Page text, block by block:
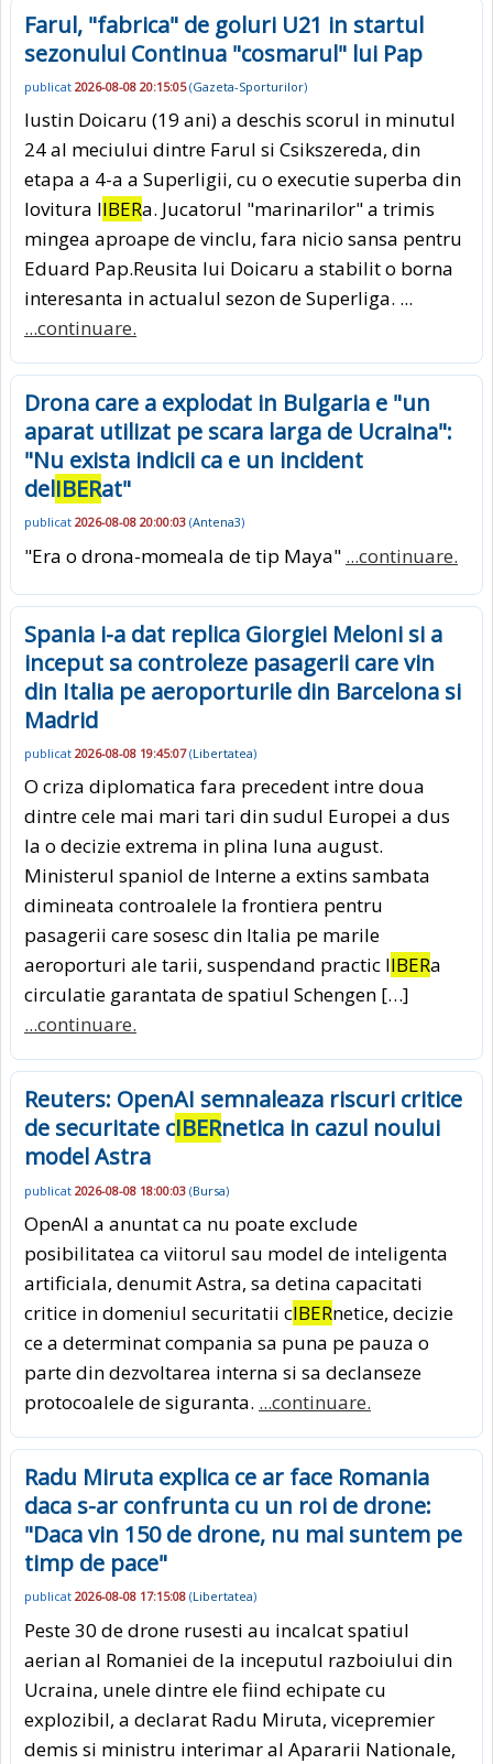
Farul, "fabrica" de goluri U21 in startul
sezonului Continua "cosmarul" lui Pap
publicat 2026-08-08 20:15:05(Gazeta-Sporturilor)
Iustin Doicaru (19 ani) a deschis scorul in minutul
24 al meciului dintre Farul si Csikszereda, din
etapa a 4-a a Superligii, cu o executie superba din
lovitura lIBERa. Jucatorul "marinarilor" a trimis
mingea aproape de vinclu, fara nicio sansa pentru
Eduard Pap.Reusita lui Doicaru a stabilit o borna
interesanta in actualul sezon de Superliga. ...
...continuare.
Drona care a explodat in Bulgaria e "un
aparat utilizat pe scara larga de Ucraina":
"Nu exista indicii ca e un incident
delIBERat"
publicat 2026-08-08 20:00:03 (Antena3)
"Era o drona-momeala de tip Maya" ...continuare.
Spania i-a dat replica Giorgiei Meloni si a
inceput sa controleze pasagerii care vin
din Italia pe aeroporturile din Barcelona si
Madrid
publicat 2026-08-08 19:45:07(Libertatea)
O criza diplomatica fara precedent intre doua
dintre cele mai mari tari din sudul Europei a dus
la o decizie extrema in plina luna august.
Ministerul spaniol de Interne a extins sambata
dimineata controalele la frontiera pentru
pasagerii care sosesc din Italia pe marile
aeroporturi ale tarii, suspendand practic lIBERa
circulatie garantata de spatiul Schengen […]
...continuare.
Reuters: OpenAI semnaleaza riscuri critice
de securitate cIBERnetica in cazul noului
model Astra
publicat 2026-08-08 18:00:03 (Bursa)
OpenAI a anuntat ca nu poate exclude
posibilitatea ca viitorul sau model de inteligenta
artificiala, denumit Astra, sa detina capacitati
critice in domeniul securitatii cIBERnetice, decizie
ce a determinat compania sa puna pe pauza o
parte din dezvoltarea interna si sa declanseze
protocoalele de siguranta. ...continuare.
Radu Miruta explica ce ar face Romania
daca s-ar confrunta cu un roi de drone:
"Daca vin 150 de drone, nu mai suntem pe
timp de pace"
publicat 2026-08-08 17:15:08 (Libertatea)
Peste 30 de drone rusesti au incalcat spatiul
aerian al Romaniei de la inceputul razboiului din
Ucraina, unele dintre ele fiind echipate cu
explozibil, a declarat Radu Miruta, vicepremier
demis si ministru interimar al Apararii Nationale,